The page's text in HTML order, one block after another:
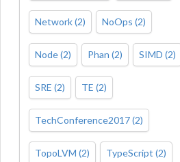
Network(2) NoOps (2)
Node(2) Phan (2) SIMD (2)
SRE (2) TE (2)
TechConference2017(2)
TopoLVM (2) TypeScript (2)